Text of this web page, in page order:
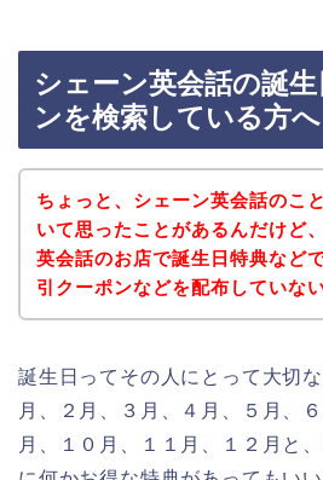
シェーン英会話の誕
ンを検索している方へ
ちょっと、シェーン英会話のこ
いて思ったことがあるんだけど
英会話のお店で誕生日特典など
引クーポンなどを配布していな
誕生日ってその人にとって大切
月、２月、３月、４月、５月、
月、１０月、１１月、１２月と